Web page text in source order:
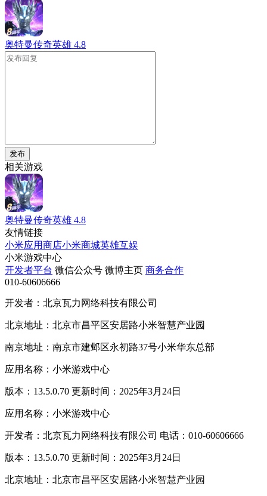
奥特曼传奇英雄 4.8
发布
相关游戏
奥特曼传奇英雄 4.8
友情链接
小米应用商店小米商城英雄互娱
小米游戏中心
开发者平台 微信公众号 微博主页 商务合作
010-60606666
开发者：北京瓦力网络科技有限公司
北京地址：北京市昌平区安居路小米智慧产业园
南京地址：南京市建邺区永初路37号小米华东总部
应用名称：小米游戏中心
版本：13.5.0.70 更新时间：2025年3月24日
应用名称：小米游戏中心
开发者：北京瓦力网络科技有限公司 电话：010-60606666
版本：13.5.0.70 更新时间：2025年3月24日
北京地址：北京市昌平区安居路小米智慧产业园